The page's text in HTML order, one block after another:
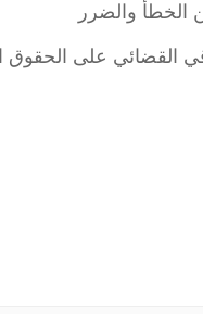
الخطأ والضرر
على الحقوق